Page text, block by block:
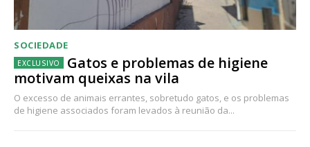
SOCIEDADE
Gatos e problemas de higiene
motivam queixas na vila
O excesso de animais errantes, sobretudo gatos, e os problemas
de higiene associados foram levados à reunião da...